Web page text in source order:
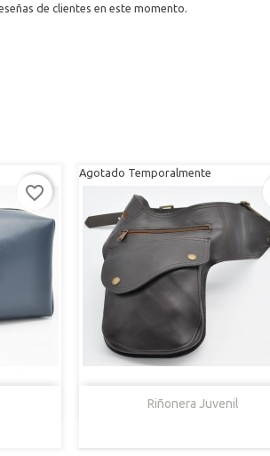
de clientes en este momento.
favorite_border
Riñonera Juvenil
Agotado Temporalmente
Vista Rápida